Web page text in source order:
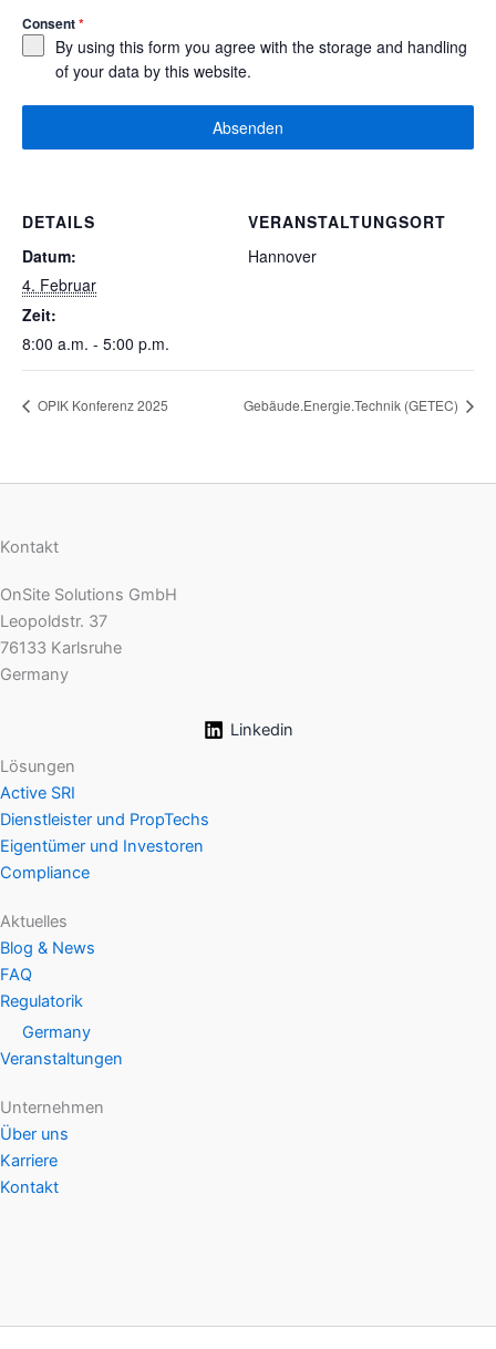
Consent*
By using this form you agree with the storage and handling
of your data by this website.
Absenden
DETAILS
Datum:
4. Februar
Zeit:
8:00 a.m. - 5:00 p.m.
VERANSTALTUNGSORT
Hannover
OPIK Konferenz 2025 Gebäude.Energie.Technik (GETEC)
Kontakt
OnSite Solutions GmbH
Leopoldstr. 37
76133 Karlsruhe
Germany
Linkedin
Lösungen
Active SRI
Dienstleister und PropTechs
Eigentümer und Investoren
Compliance
Aktuelles
Blog & News
FAQ
Regulatorik
Germany
Veranstaltungen
Unternehmen
Über uns
Karriere
Kontakt